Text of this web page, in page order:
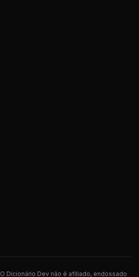
O Dicionário Dev não é afiliado, endossado